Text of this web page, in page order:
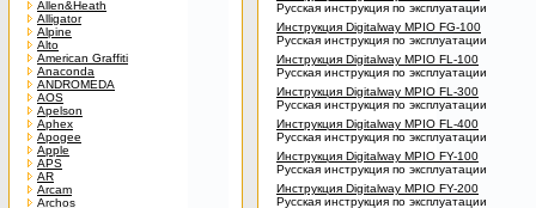
Allen&Heath
Alligator
Alpine
Alto
American Graffiti
Anaconda
ANDROMEDA
AOS
Apelson
Aphex
Apogee
Apple
APS
AR
Arcam
Archos
Русская инструкция по эксплуатации
Инструкция Digitalway MPIO FG-100
Русская инструкция по эксплуатации
Инструкция Digitalway MPIO FL-100
Русская инструкция по эксплуатации
Инструкция Digitalway MPIO FL-300
Русская инструкция по эксплуатации
Инструкция Digitalway MPIO FL-400
Русская инструкция по эксплуатации
Инструкция Digitalway MPIO FY-100
Русская инструкция по эксплуатации
Инструкция Digitalway MPIO FY-200
Русская инструкция по эксплуатации